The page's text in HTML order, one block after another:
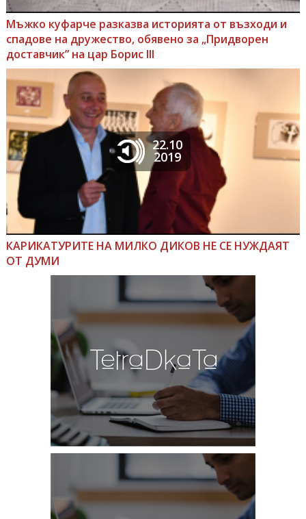
Мъжко куфарче разказва историята от възходи и
спадове на дружество, обявено за „Придворен
доставчик” на цар Борис III
22.10
2019
КАРИКАТУРИТЕ НА МИЛКО ДИКОВ НЕ СЕ НУЖДАЯТ
ОТ ДУМИ